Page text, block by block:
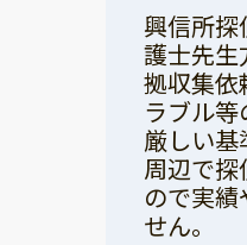
興信所
護士先生
拠収集依
ラブル
厳しい
周辺で探
ので実
せん。